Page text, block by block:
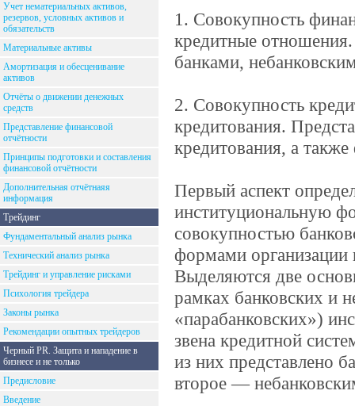
Учет нематериальных активов,
резервов, условных активов и
обязательств
Материальные активы
Амортизация и обесценивание
активов
Отчёты о движении денежных
средств
Представление финансовой
отчётности
Принципы подготовки и составления
финансовой отчётности
Дополнительная отчётнаяя
информация
Трейдинг
Фундаментальный анализ рынка
Технический анализ рынка
Трейдинг и управление рисками
Психология трейдера
Законы рынка
Рекомендации опытных трейдеров
Черный PR. Защита и нападение в
бизнесе и не только
Предисловие
Введение
1. Совокупность
кредитные
банками,
2. Совокупность
кредитования.
кредитования, а
Первый аспект
институциональную
совокупностью
формами
Выделяются две
рамках банковских и
«парабанковских»)
звена кредитной
из них представлено
второе —